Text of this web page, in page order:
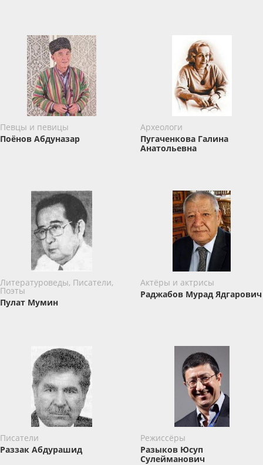
Певцы и певицы
Поёнов Абдуназар
Археологи
Пугаченкова Галина
Анатольевна
Литературоведы, Писатели,
Поэты
Пулат Мумин
Актёры и актрисы
Раджабов Мурад Ядгарович
Писатели
Раззак Абдурашид
Режиссёры
Разыков Юсуп
Сулейманович